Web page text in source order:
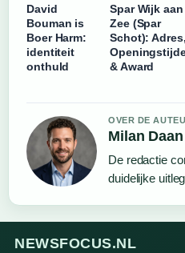
David
Bouman is
Boer Harm:
identiteit
onthuld
Spar Wijk aan
Zee (Spar
Schot): Adres,
& Award
OVER DE
Milan
De redactie
duidelijke
NEWSFOCUS.NL